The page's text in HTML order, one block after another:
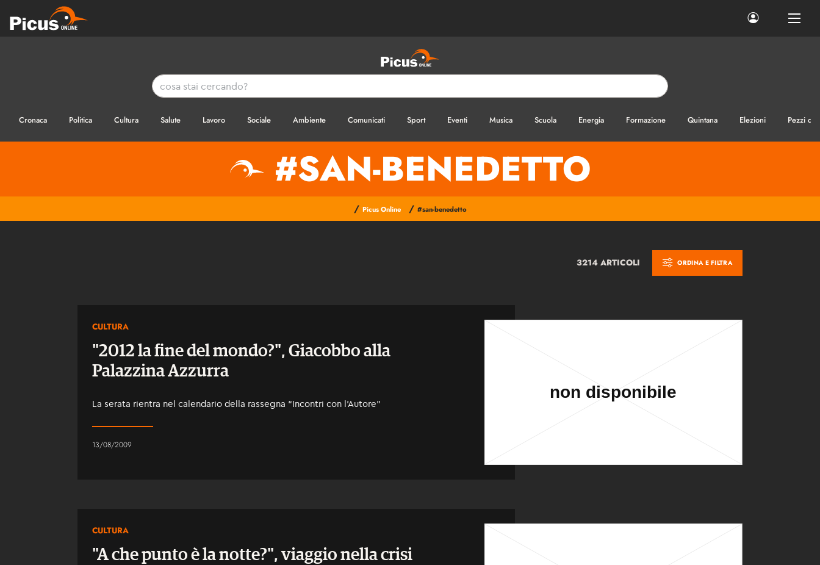
Cronaca Politica Cultura Salute Lavoro Sociale Ambiente Comunicati Sport Eventi Musica Scuola Energia Formazione Quintana Elezioni Pezzi di
#SAN-BENEDETTO
/ Picus Online / #san-benedetto
3214 ARTICOLI ORDINA E FILTRA
CULTURA
"2012 la fine del mondo?", Giacobbo alla
Palazzina Azzurra
La serata rientra nel calendario della rassegna “Incontri con l’Autore”
13/08/2009
CULTURA
"A che punto è la notte?", viaggio nella crisi